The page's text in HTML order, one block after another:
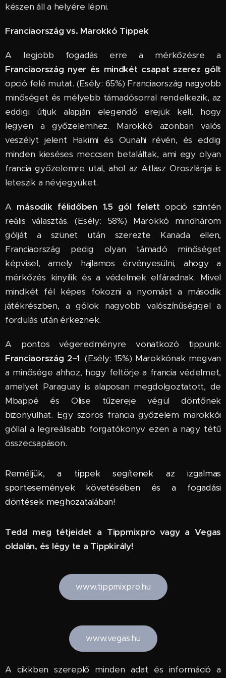
készen áll a helyére lépni.
Franciaország vs. Marokkó Tippek
A legjobb fogadás erre a mérkőzésre a
Franciaország nyer és mindkét csapat szerez gólt
opció felé mutat. (Esély: 65%) Franciaország nagyobb
minőséget és mélyebb támadósorral rendelkezik, az
eddigi útjuk alapján elegendő erejük kell, hogy
legyen a győzelemhez. Marokkó azonban valós
veszélyt jelent Hakimi és Ounahi révén, és eddig
minden kieséses meccsen betaláltak, ami egy olyan
francia győzelemre utal, ahol az Atlasz Oroszlánjai is
leteszik a névjegyüket.
A második félidőben 1.5 gól felettopció szintén
reális választás. (Esély: 58%) Marokkó mindhárom
gólját a szünet után szerezte Kanada ellen,
Franciaország pedig olyan támadó minőséget
képvisel, amely hajlamos érvényesülni, ahogy a
mérkőzés kinyílik és a védelmek elfáradnak. Mivel
mindkét fél képes fokozni a nyomást a második
játékrészben, a gólok nagyobb valószínűséggel a
fordulás után érkeznek.
A pontos végeredményre vonatkozó tippünk:
Franciaország 2–1. (Esély: 15%) Marokkónak megvan
a minősége ahhoz, hogy feltörje a francia védelmet,
amelyet Paraguay is alaposan megdolgoztatott, de
Mbappé és Olise tűzereje végül döntőnek
bizonyulhat. Egy szoros francia győzelem marokkói
góllal a legreálisabb forgatókönyv ezen a nagy tétű
összecsapáson.
Reméljük, a tippek segítenek az izgalmas
sportesemények követésében és a fogadási
döntések meghozatalában!
Tedd meg tétjeidet a Tippmixpro vagy a Vegas
oldalán, és légy te a Tippkirály!
www.tippmixpro.hu
www.vegas.hu
A cikkben szereplő minden adat és információ a